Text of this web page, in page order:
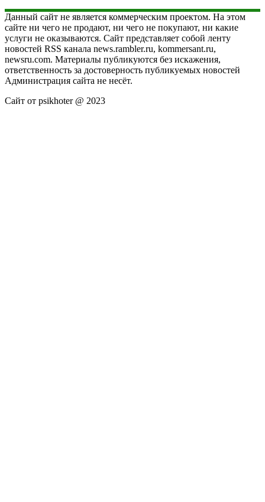
Данный сайт не является коммерческим проектом. На этом
сайте ни чего не продают, ни чего не покупают, ни какие
услуги не оказываются. Сайт представляет собой ленту
новостей RSS канала news.rambler.ru, kommersant.ru,
newsru.com. Материалы публикуются без искажения,
ответственность за достоверность публикуемых новостей
Администрация сайта не несёт.
Сайт от psikhoter @ 2023